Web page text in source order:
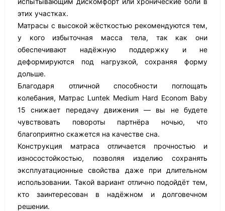
этих участках.
Матрасы с высокой жёсткостью рекомендуются тем,
у кого избыточная масса тела, так как они
обеспечивают надёжную поддержку и не
деформируются под нагрузкой, сохраняя форму
дольше.
Благодаря отличной способности поглощать
колебания, Матрас Luntek Medium Hard Econom Baby
15 снижает передачу движения — вы не будете
чувствовать повороты партнёра ночью, что
благоприятно скажется на качестве сна.
Конструкция матраса отличается прочностью и
износостойкостью, позволяя изделию сохранять
эксплуатационные свойства даже при длительном
использовании. Такой вариант отлично подойдёт тем,
кто заинтересован в надёжном и долговечном
решении.